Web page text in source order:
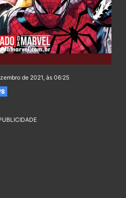
de 2021, às 06:25